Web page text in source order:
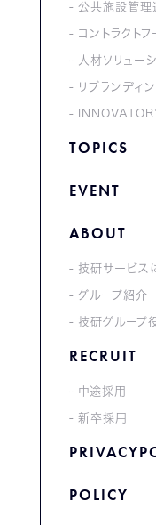
公共施設管理
コントラクト
人材ソリュー
リブランディ
TOPICS
EVENT
ABOUT
技研サービス
グループ紹介
技研グループ
RECRUIT
中途採用
新卒採用
POLICY